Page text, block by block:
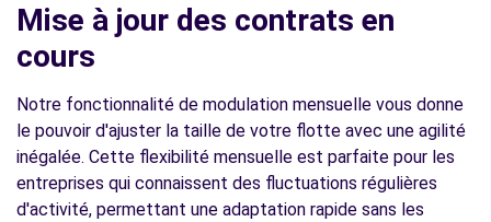
Mise à jour des contrats en
cours
Notre fonctionnalité de modulation mensuelle vous donne
le pouvoir d'ajuster la taille de votre flotte avec une agilité
inégalée. Cette flexibilité mensuelle est parfaite pour les
entreprises qui connaissent des fluctuations régulières
d'activité, permettant une adaptation rapide sans les